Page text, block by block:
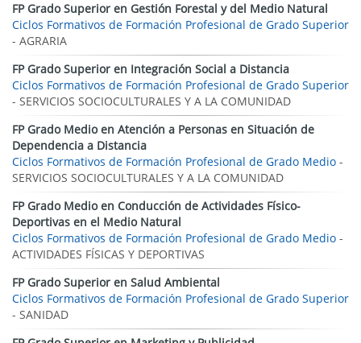
FP Grado Superior en Gestión Forestal y del Medio Natural
Ciclos Formativos de Formación Profesional de Grado Superior
- AGRARIA
FP Grado Superior en Integración Social a Distancia
Ciclos Formativos de Formación Profesional de Grado Superior
- SERVICIOS SOCIOCULTURALES Y A LA COMUNIDAD
FP Grado Medio en Atención a Personas en Situación de
Dependencia a Distancia
Ciclos Formativos de Formación Profesional de Grado Medio -
SERVICIOS SOCIOCULTURALES Y A LA COMUNIDAD
FP Grado Medio en Conducción de Actividades Físico-
Deportivas en el Medio Natural
Ciclos Formativos de Formación Profesional de Grado Medio -
ACTIVIDADES FÍSICAS Y DEPORTIVAS
FP Grado Superior en Salud Ambiental
Ciclos Formativos de Formación Profesional de Grado Superior
- SANIDAD